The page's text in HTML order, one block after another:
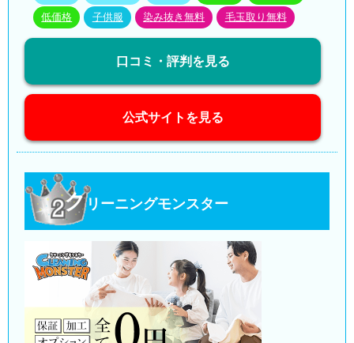
低価格 子供服 染み抜き無料 毛玉取り無料
口コミ・評判を見る
公式サイトを見る
クリーニングモンスター